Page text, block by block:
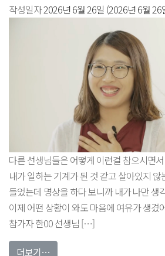
작성일자2026년 6월 26일 (2026년 6월 26
다른 선생님들은 어떻게 이런걸 참으시면
내가 일하는 기계가 된 것 같고 살아있지 않
들었는데 명상을 하다 보니까 내가 나만 생
이제 어떤 상황이 와도 마음에 여유가 생겼
참가자 한00 선생님 […]
더보기…